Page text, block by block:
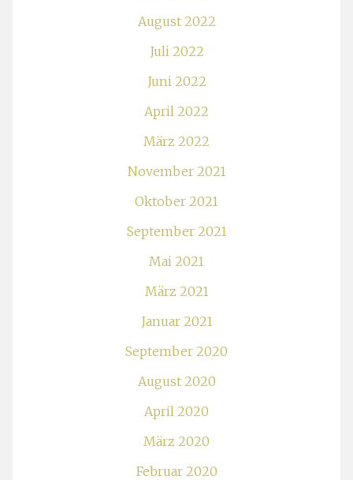
August 2022
Juli 2022
Juni 2022
April 2022
März 2022
November 2021
Oktober 2021
September 2021
Mai 2021
März 2021
Januar 2021
September 2020
August 2020
April 2020
März 2020
Februar 2020